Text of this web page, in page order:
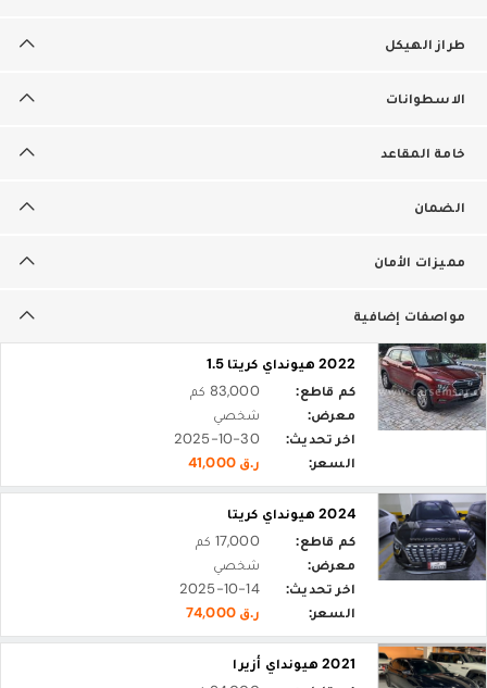
طراز الهيكل
الاسطوانات
خامة المقاعد
الضمان
مميزات الأمان
مواصفات إضافية
2022 هيونداي كريتا 1.5
كم قاطع:
83,000 كم
معرض:
شخصي
اخر تحديث:
2025-10-30
السعر:
ر.ق 41,000
2024 هيونداي كريتا
كم قاطع:
17,000 كم
معرض:
شخصي
اخر تحديث:
2025-10-14
السعر:
ر.ق 74,000
2021 هيونداي أزيرا